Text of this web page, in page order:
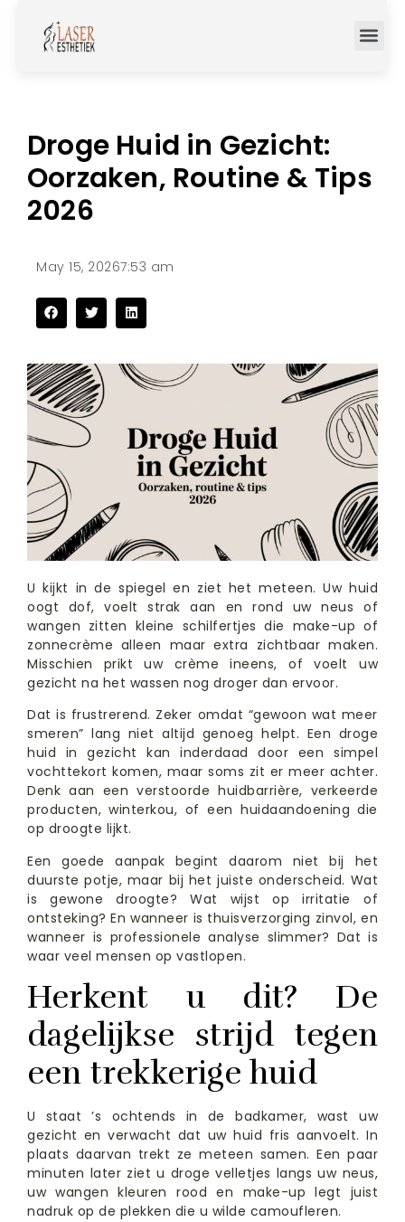
Droge Huid in Gezicht:
Oorzaken, Routine & Tips
2026
May 15, 20267:53 am
U kijkt in de spiegel en ziet het meteen. Uw huid
oogt dof, voelt strak aan en rond uw neus of
wangen zitten kleine schilfertjes die make-up of
zonnecrème alleen maar extra zichtbaar maken.
Misschien prikt uw crème ineens, of voelt uw
gezicht na het wassen nog droger dan ervoor.
Dat is frustrerend. Zeker omdat “gewoon wat meer
smeren” lang niet altijd genoeg helpt. Een droge
huid in gezicht kan inderdaad door een simpel
vochttekort komen, maar soms zit er meer achter.
Denk aan een verstoorde huidbarrière, verkeerde
producten, winterkou, of een huidaandoening die
op droogte lijkt.
Een goede aanpak begint daarom niet bij het
duurste potje, maar bij het juiste onderscheid. Wat
is gewone droogte? Wat wijst op irritatie of
ontsteking? En wanneer is thuisverzorging zinvol, en
wanneer is professionele analyse slimmer? Dat is
waar veel mensen op vastlopen.
Herkent u dit? De
dagelijkse strijd tegen
een trekkerige huid
U staat ’s ochtends in de badkamer, wast uw
gezicht en verwacht dat uw huid fris aanvoelt. In
plaats daarvan trekt ze meteen samen. Een paar
minuten later ziet u droge velletjes langs uw neus,
uw wangen kleuren rood en make-up legt juist
nadruk op de plekken die u wilde camoufleren.